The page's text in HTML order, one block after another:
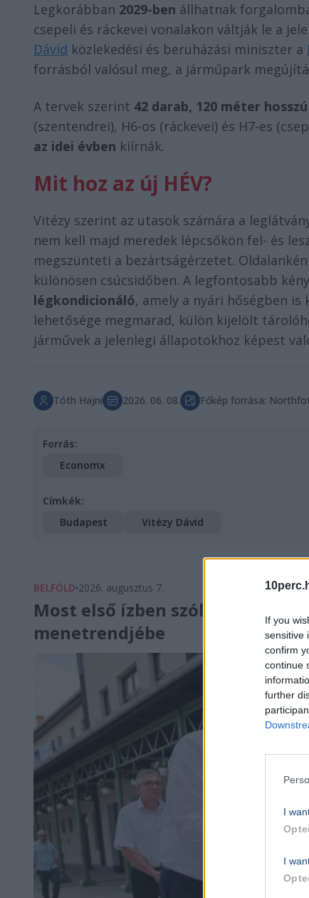
If you
sensitive
confirm
continue
further
I
I
Legkorábban 2029-ben állhatnak
csepeli és ráckevei vonalakon váltják le a
Dávid közlekedési és beruházási miniszter a
forrásból valósul meg, a járműpark
A tervek szerint 42 darab, 120 méter hosszú
(szentendrei), H6-os (ráckevei) és H7-es
az idei évben kiírnák.
Mit hoz az új HÉV?
Vitézy szerint az utasok számára a
nem kell majd meredek lépcsőkön fel- és
megszünteti a bezártságérzetet.
különösen csúcsidőben. A legfontosabb
légkondicionáló, amely a nyári hőségben
lehetősége megmarad, külön kijelölt
járművek a jelenlegi állapotokhoz képest
Tóth Hajni 2026. 06. 08. Főkép forrása:
Forrás:
Economx
Címkék:
Budapest
Vitézy Dávid
BELFÖLD 2026. augusztus 7.
Most első ízben szólhatnak bele
menetrendjébe